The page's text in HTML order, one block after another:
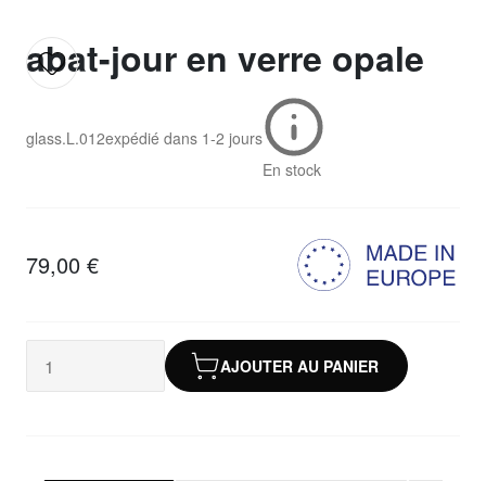
abat-jour en verre opale
glass.L.012expédié dans 1-2 jours
En stock
79,00 €
AJOUTER AU PANIER